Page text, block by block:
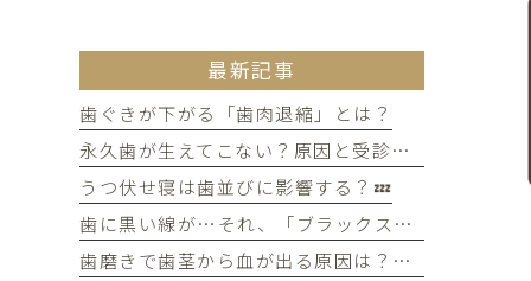
最新記事
歯ぐきが下がる「歯肉退縮」とは？
永久歯が生えてこない？原因と受診のタイミングについて
うつ伏せ寝は歯並びに影響する？💤
歯に黒い線が…それ、「ブラックステイン」かもしれません！
歯磨きで歯茎から血が出る原因は？痛みがなくても受診すべき判断基準